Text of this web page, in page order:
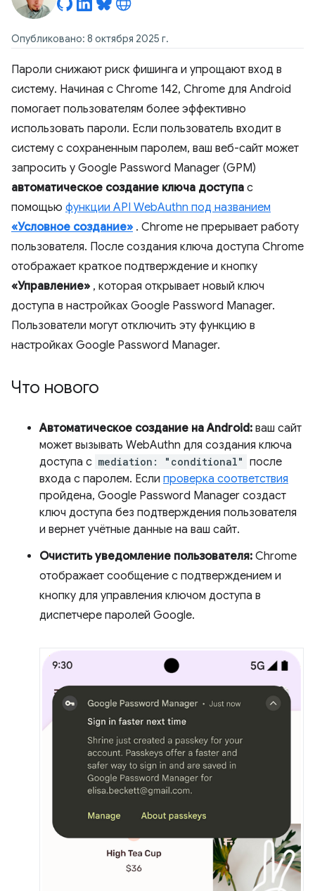
Опубликовано: 8 октября 2025 г.
Пароли снижают риск фишинга и упрощают вход в
систему. Начиная с Chrome 142, Chrome для Android
помогает пользователям более эффективно
использовать пароли. Если пользователь входит в
систему с сохраненным паролем, ваш веб-сайт может
запросить у Google Password Manager (GPM)
автоматическое создание ключа доступа с
помощью функции API WebAuthn под названием
«Условное создание» . Chrome не прерывает работу
пользователя. После создания ключа доступа Chrome
отображает краткое подтверждение и кнопку
«Управление» , которая открывает новый ключ
доступа в настройках Google Password Manager.
Пользователи могут отключить эту функцию в
настройках Google Password Manager.
Что нового
Автоматическое создание на Android: ваш сайт
может вызывать WebAuthn для создания ключа
доступа с mediation: "conditional" после
входа с паролем. Если проверка соответствия
пройдена, Google Password Manager создаст
ключ доступа без подтверждения пользователя
и вернет учётные данные на ваш сайт.
Очистить уведомление пользователя: Chrome
отображает сообщение с подтверждением и
кнопку для управления ключом доступа в
диспетчере паролей Google.